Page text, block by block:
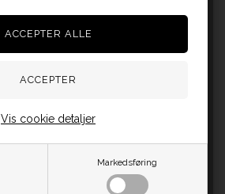
Markedsføring
Vis cookie detaljer